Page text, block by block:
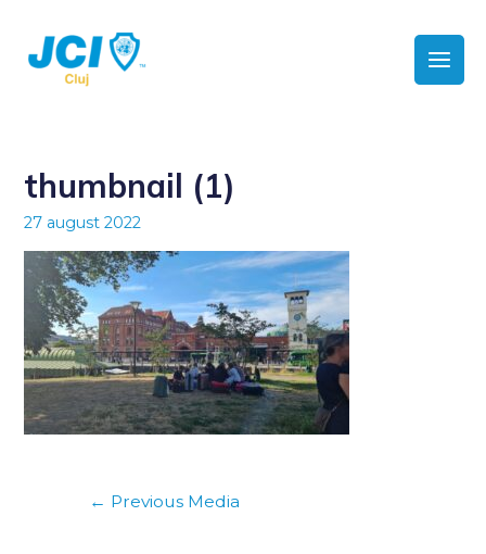
thumbnail (1)
27 august 2022
← Previous Media